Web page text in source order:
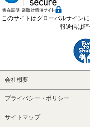
このサイトはグローバルサイン
報送信は暗
会社概要
プライバシー・ポリシー
サイトマップ